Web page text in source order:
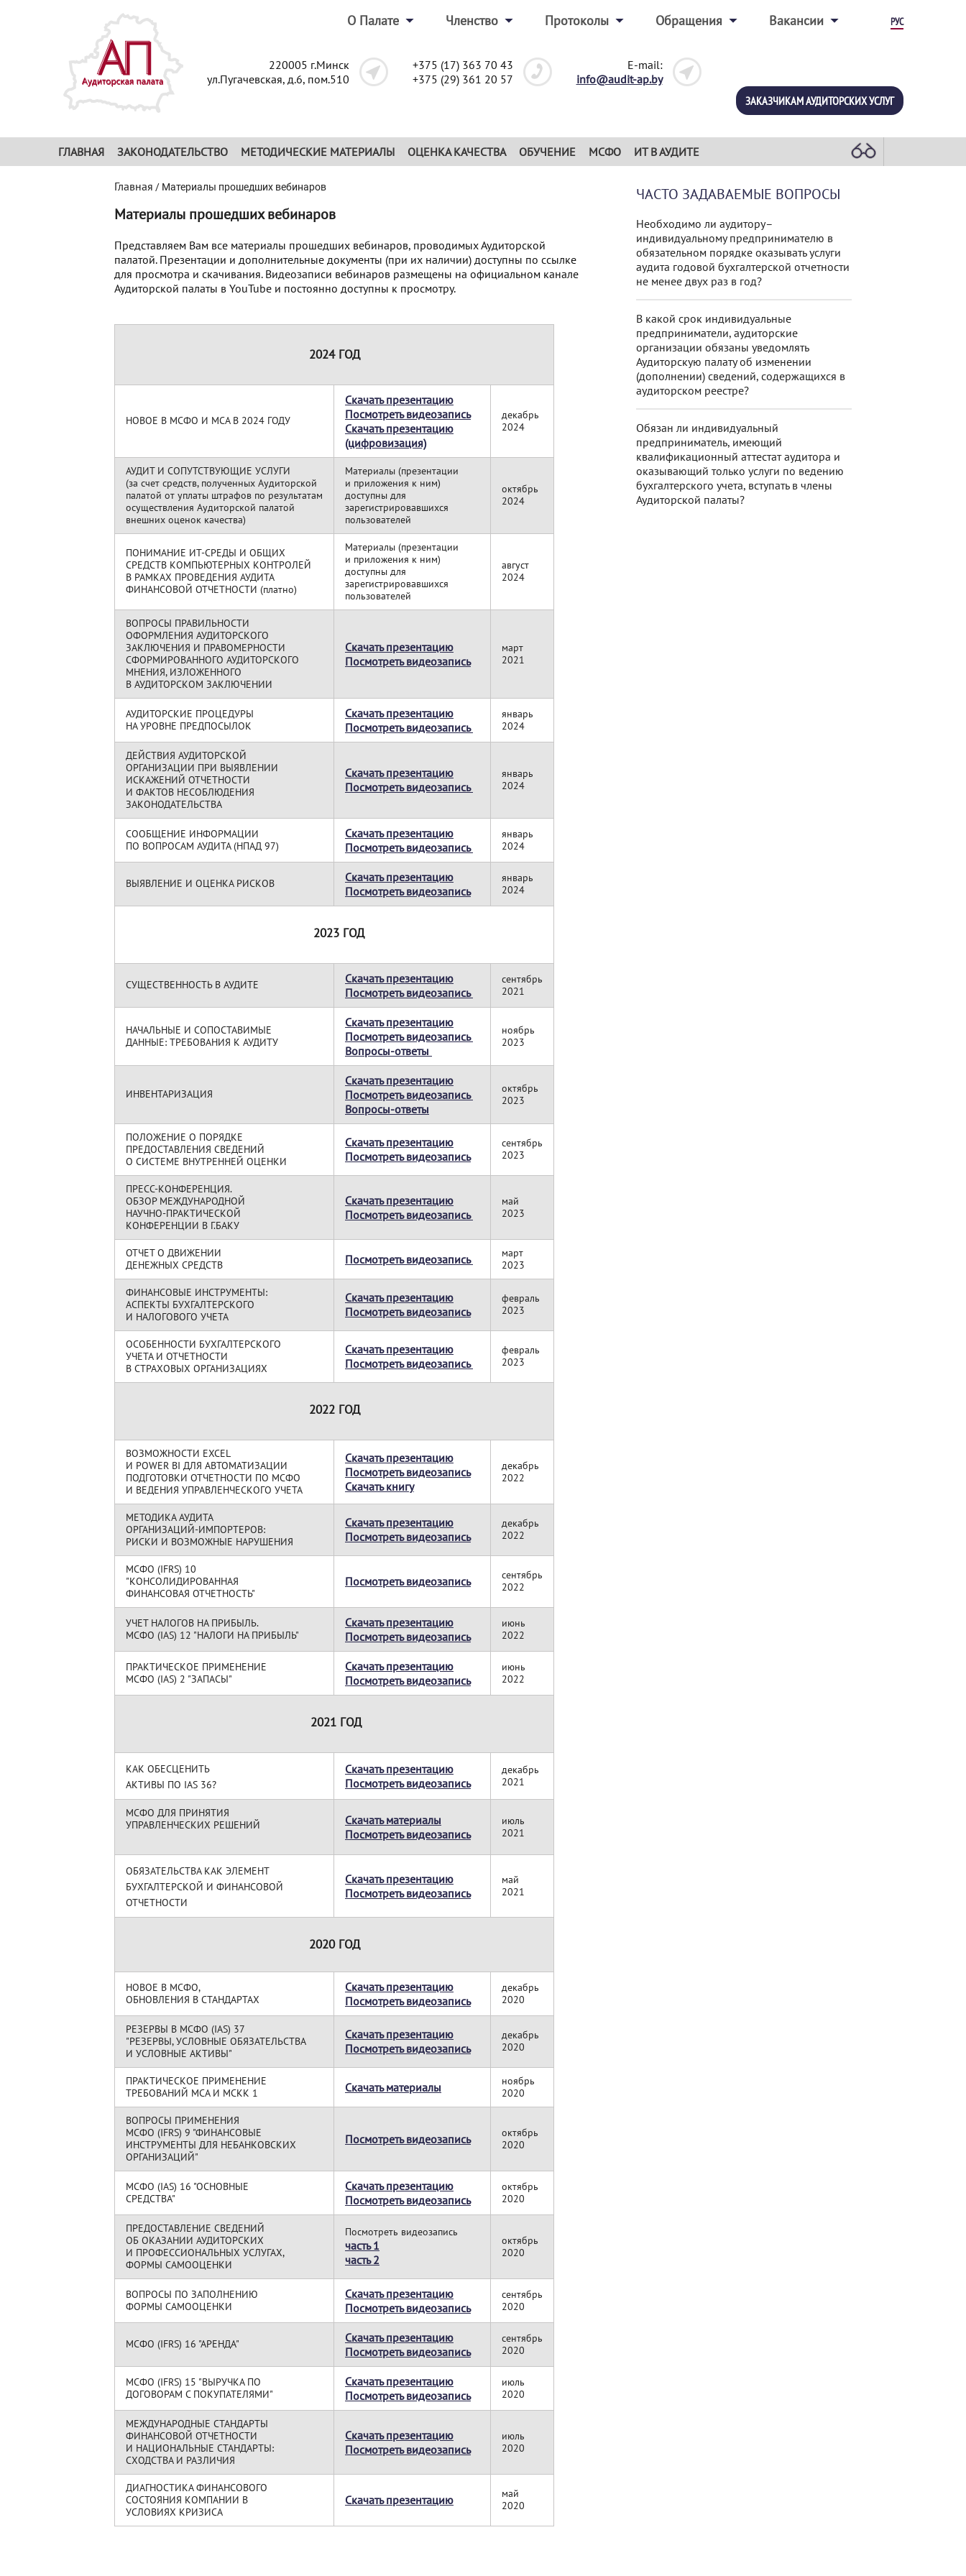
О Палате Членство Протоколы Обращения Вакансии РУС
220005 г.Минск
ул.Пугачевская, д.6, пом.510
+375 (17) 363 70 43
+375 (29) 361 20 57
E-mail:
info@audit-ap.by
ЗАКАЗЧИКАМ АУДИТОРСКИХ УСЛУГ
ГЛАВНАЯ ЗАКОНОДАТЕЛЬСТВО МЕТОДИЧЕСКИЕ МАТЕРИАЛЫ ОЦЕНКА КАЧЕСТВА ОБУЧЕНИЕ МСФО ИТ В АУДИТЕ
Главная / Материалы прошедших вебинаров
Материалы прошедших вебинаров
Представляем Вам все материалы прошедших вебинаров, проводимых Аудиторской
палатой. Презентации и дополнительные документы (при их наличии) доступны по ссылке
для просмотра и скачивания. Видеозаписи вебинаров размещены на официальном канале
Аудиторской палаты в YouTube и постоянно доступны к просмотру.
2024 ГОД
НОВОЕ В МСФО И МСА В 2024 ГОДУ
Скачать презентацию
Посмотреть видеозапись
Скачать презентацию
(цифровизация)
декабрь
2024
АУДИТ И СОПУТСТВУЮЩИЕ УСЛУГИ
(за счет средств, полученных Аудиторской
палатой от уплаты штрафов по результатам
осуществления Аудиторской палатой
внешних оценок качества)
Материалы (презентации
и приложения к ним)
доступны для
зарегистрировавшихся
пользователей
октябрь
2024
ПОНИМАНИЕ ИТ-СРЕДЫ И ОБЩИХ
СРЕДСТВ КОМПЬЮТЕРНЫХ КОНТРОЛЕЙ
В РАМКАХ ПРОВЕДЕНИЯ АУДИТА
ФИНАНСОВОЙ ОТЧЕТНОСТИ (платно)
Материалы (презентации
и приложения к ним)
доступны для
зарегистрировавшихся
пользователей
август
2024
ВОПРОСЫ ПРАВИЛЬНОСТИ
ОФОРМЛЕНИЯ АУДИТОРСКОГО
ЗАКЛЮЧЕНИЯ И ПРАВОМЕРНОСТИ
СФОРМИРОВАННОГО АУДИТОРСКОГО
МНЕНИЯ, ИЗЛОЖЕННОГО
В АУДИТОРСКОМ ЗАКЛЮЧЕНИИ
Скачать презентацию
Посмотреть видеозапись
март
2021
АУДИТОРСКИЕ ПРОЦЕДУРЫ
НА УРОВНЕ ПРЕДПОСЫЛОК
Скачать презентацию
Посмотреть видеозапись
январь
2024
ДЕЙСТВИЯ АУДИТОРСКОЙ
ОРГАНИЗАЦИИ ПРИ ВЫЯВЛЕНИИ
ИСКАЖЕНИЙ ОТЧЕТНОСТИ
И ФАКТОВ НЕСОБЛЮДЕНИЯ
ЗАКОНОДАТЕЛЬСТВА
Скачать презентацию
Посмотреть видеозапись
январь
2024
СООБЩЕНИЕ ИНФОРМАЦИИ
ПО ВОПРОСАМ АУДИТА (НПАД 97)
Скачать презентацию
Посмотреть видеозапись
январь
2024
ВЫЯВЛЕНИЕ И ОЦЕНКА РИСКОВ
Скачать презентацию
Посмотреть видеозапись
январь
2024
2023 ГОД
СУЩЕСТВЕННОСТЬ В АУДИТЕ
Скачать презентацию
Посмотреть видеозапись
сентябрь
2021
НАЧАЛЬНЫЕ И СОПОСТАВИМЫЕ
ДАННЫЕ: ТРЕБОВАНИЯ К АУДИТУ
Скачать презентацию
Посмотреть видеозапись
Вопросы-ответы
ноябрь
2023
ИНВЕНТАРИЗАЦИЯ
Скачать презентацию
Посмотреть видеозапись
Вопросы-ответы
октябрь
2023
ПОЛОЖЕНИЕ О ПОРЯДКЕ
ПРЕДОСТАВЛЕНИЯ СВЕДЕНИЙ
О СИСТЕМЕ ВНУТРЕННЕЙ ОЦЕНКИ
Скачать презентацию
Посмотреть видеозапись
сентябрь
2023
ПРЕСС-КОНФЕРЕНЦИЯ.
ОБЗОР МЕЖДУНАРОДНОЙ
НАУЧНО-ПРАКТИЧЕСКОЙ
КОНФЕРЕНЦИИ В Г.БАКУ
Скачать презентацию
Посмотреть видеозапись
май
2023
ОТЧЕТ О ДВИЖЕНИИ
ДЕНЕЖНЫХ СРЕДСТВ
Посмотреть видеозапись
март
2023
ФИНАНСОВЫЕ ИНСТРУМЕНТЫ:
АСПЕКТЫ БУХГАЛТЕРСКОГО
И НАЛОГОВОГО УЧЕТА
Скачать презентацию
Посмотреть видеозапись
февраль
2023
ОСОБЕННОСТИ БУХГАЛТЕРСКОГО
УЧЕТА И ОТЧЕТНОСТИ
В СТРАХОВЫХ ОРГАНИЗАЦИЯХ
Скачать презентацию
Посмотреть видеозапись
февраль
2023
2022 ГОД
ВОЗМОЖНОСТИ EXCEL
И POWER BI ДЛЯ АВТОМАТИЗАЦИИ
ПОДГОТОВКИ ОТЧЕТНОСТИ ПО МСФО
И ВЕДЕНИЯ УПРАВЛЕНЧЕСКОГО УЧЕТА
Скачать презентацию
Посмотреть видеозапись
Скачать книгу
декабрь
2022
МЕТОДИКА АУДИТА
ОРГАНИЗАЦИЙ-ИМПОРТЕРОВ:
РИСКИ И ВОЗМОЖНЫЕ НАРУШЕНИЯ
Скачать презентацию
Посмотреть видеозапись
декабрь
2022
МСФО (IFRS) 10
"КОНСОЛИДИРОВАННАЯ
ФИНАНСОВАЯ ОТЧЕТНОСТЬ"
Посмотреть видеозапись
сентябрь
2022
УЧЕТ НАЛОГОВ НА ПРИБЫЛЬ.
МСФО (IAS) 12 "НАЛОГИ НА ПРИБЫЛЬ"
Скачать презентацию
Посмотреть видеозапись
июнь
2022
ПРАКТИЧЕСКОЕ ПРИМЕНЕНИЕ
МСФО (IAS) 2 "ЗАПАСЫ"
Скачать презентацию
Посмотреть видеозапись
июнь
2022
2021 ГОД
КАК ОБЕСЦЕНИТЬ
АКТИВЫ ПО IAS 36?
Скачать презентацию
Посмотреть видеозапись
декабрь
2021
МСФО ДЛЯ ПРИНЯТИЯ
УПРАВЛЕНЧЕСКИХ РЕШЕНИЙ
Скачать материалы
Посмотреть видеозапись
июль
2021
ОБЯЗАТЕЛЬСТВА КАК ЭЛЕМЕНТ
БУХГАЛТЕРСКОЙ И ФИНАНСОВОЙ
ОТЧЕТНОСТИ
Скачать презентацию
Посмотреть видеозапись
май
2021
2020 ГОД
НОВОЕ В МСФО,
ОБНОВЛЕНИЯ В СТАНДАРТАХ
Скачать презентацию
Посмотреть видеозапись
декабрь
2020
РЕЗЕРВЫ В МСФО (IAS) 37
"РЕЗЕРВЫ, УСЛОВНЫЕ ОБЯЗАТЕЛЬСТВА
И УСЛОВНЫЕ АКТИВЫ"
Скачать презентацию
Посмотреть видеозапись
декабрь
2020
ПРАКТИЧЕСКОЕ ПРИМЕНЕНИЕ
ТРЕБОВАНИЙ МСА И МСКК 1
Скачать материалы
ноябрь
2020
ВОПРОСЫ ПРИМЕНЕНИЯ
МСФО (IFRS) 9 "ФИНАНСОВЫЕ
ИНСТРУМЕНТЫ ДЛЯ НЕБАНКОВСКИХ
ОРГАНИЗАЦИЙ"
Посмотреть видеозапись
октябрь
2020
МСФО (IAS) 16 "ОСНОВНЫЕ
СРЕДСТВА"
Скачать презентацию
Посмотреть видеозапись
октябрь
2020
ПРЕДОСТАВЛЕНИЕ СВЕДЕНИЙ
ОБ ОКАЗАНИИ АУДИТОРСКИХ
И ПРОФЕССИОНАЛЬНЫХ УСЛУГАХ,
ФОРМЫ САМООЦЕНКИ
Посмотреть видеозапись
часть 1
часть 2
октябрь
2020
ВОПРОСЫ ПО ЗАПОЛНЕНИЮ
ФОРМЫ САМООЦЕНКИ
Скачать презентацию
Посмотреть видеозапись
сентябрь
2020
МСФО (IFRS) 16 "АРЕНДА"
Скачать презентацию
Посмотреть видеозапись
сентябрь
2020
МСФО (IFRS) 15 "ВЫРУЧКА ПО
ДОГОВОРАМ С ПОКУПАТЕЛЯМИ"
Скачать презентацию
Посмотреть видеозапись
июль
2020
МЕЖДУНАРОДНЫЕ СТАНДАРТЫ
ФИНАНСОВОЙ ОТЧЕТНОСТИ
И НАЦИОНАЛЬНЫЕ СТАНДАРТЫ:
СХОДСТВА И РАЗЛИЧИЯ
Скачать презентацию
Посмотреть видеозапись
июль
2020
ДИАГНОСТИКА ФИНАНСОВОГО
СОСТОЯНИЯ КОМПАНИИ В
УСЛОВИЯХ КРИЗИСА
Скачать презентацию
май
2020
ЧАСТО ЗАДАВАЕМЫЕ ВОПРОСЫ
Необходимо ли аудитору–
индивидуальному предпринимателю в
обязательном порядке оказывать услуги
аудита годовой бухгалтерской отчетности
не менее двух раз в год?
В какой срок индивидуальные
предприниматели, аудиторские
организации обязаны уведомлять
Аудиторскую палату об изменении
(дополнении) сведений, содержащихся в
аудиторском реестре?
Обязан ли индивидуальный
предприниматель, имеющий
квалификационный аттестат аудитора и
оказывающий только услуги по ведению
бухгалтерского учета, вступать в члены
Аудиторской палаты?